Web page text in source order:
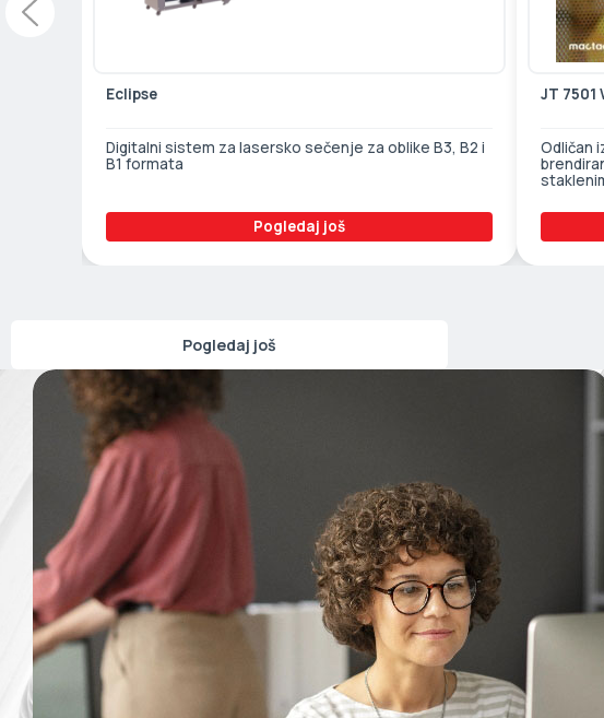
Eclipse
Digitalni sistem za lasersko sečenje za oblike B3, B2 i
B1 formata
Pogledaj još
JT 7501
Odličan
Pogledaj još